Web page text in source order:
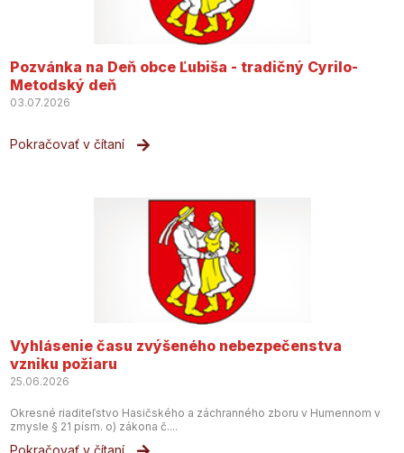
Pozvánka na Deň obce Ľubiša - tradičný Cyrilo-
Metodský deň
03.07.2026
Pokračovať v čítaní
Vyhlásenie času zvýšeného nebezpečenstva
vzniku požiaru
25.06.2026
Okresné riaditeľstvo Hasičského a záchranného zboru v Humennom v
zmysle § 21 písm. o) zákona č....
Pokračovať v čítaní